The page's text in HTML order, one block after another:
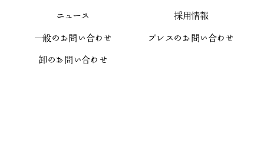
ニュース
採用情報
一般のお問い合わせ
プレスのお問い合わせ
卸のお問い合わせ